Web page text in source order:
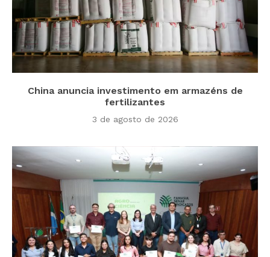
China anuncia investimento em armazéns de
fertilizantes
3 de agosto de 2026